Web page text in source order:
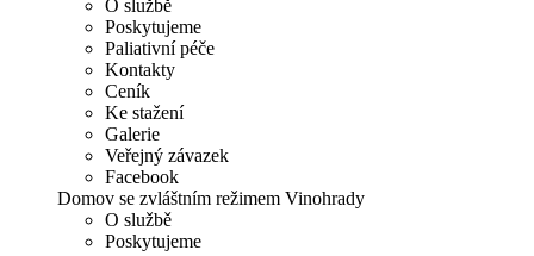
O službě
Poskytujeme
Paliativní péče
Kontakty
Ceník
Ke stažení
Galerie
Veřejný závazek
Facebook
Domov se zvláštním režimem Vinohrady
O službě
Poskytujeme